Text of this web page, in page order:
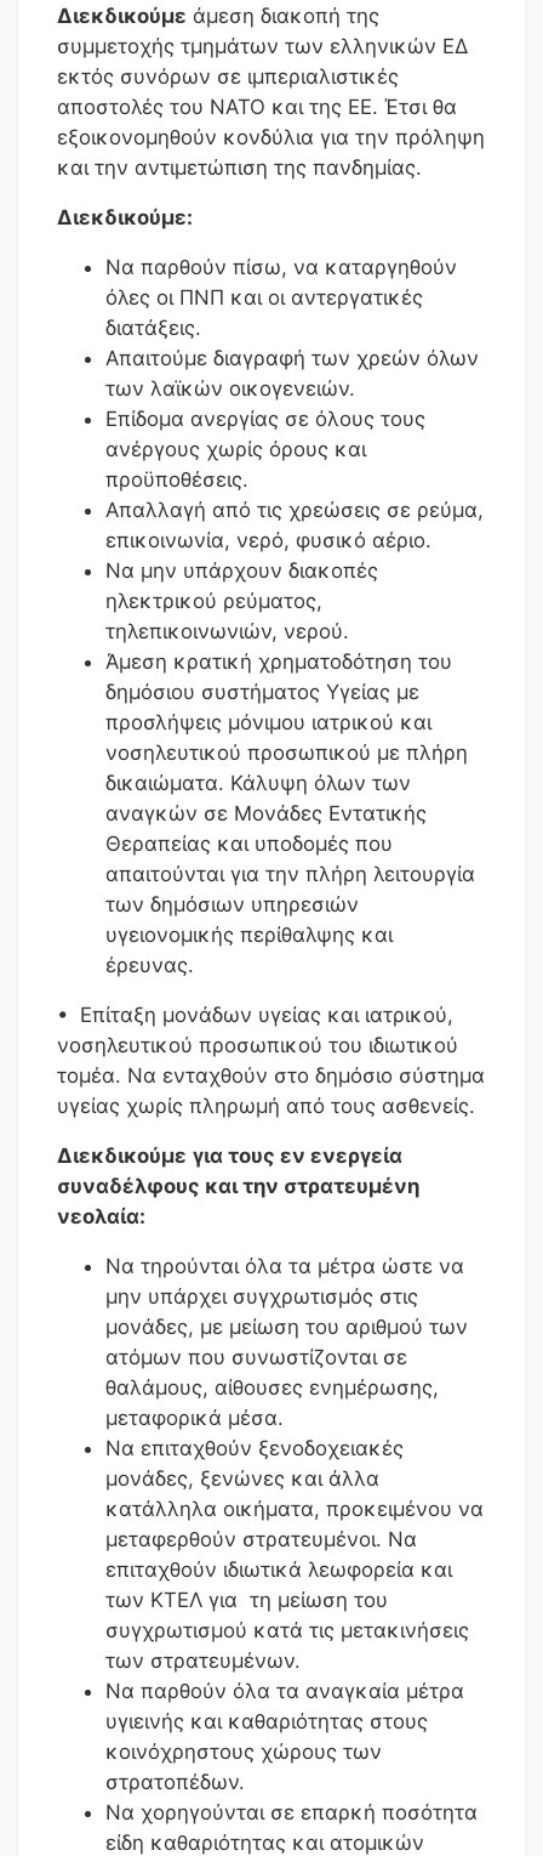
Διεκδικούμε άμεση διακοπή της
συμμετοχής τμημάτων των ελληνικών ΕΔ
εκτός συνόρων σε ιμπεριαλιστικές
αποστολές του ΝΑΤΟ και της ΕΕ. Έτσι θα
εξοικονομηθούν κονδύλια για την πρόληψη
και την αντιμετώπιση της πανδημίας.
Διεκδικούμε:
Να παρθούν πίσω, να καταργηθούν
όλες οι ΠΝΠ και οι αντεργατικές
διατάξεις.
Απαιτούμε διαγραφή των χρεών όλων
των λαϊκών οικογενειών.
Επίδομα ανεργίας σε όλους τους
ανέργους χωρίς όρους και
προϋποθέσεις.
Απαλλαγή από τις χρεώσεις σε ρεύμα,
επικοινωνία, νερό, φυσικό αέριο.
Να μην υπάρχουν διακοπές
ηλεκτρικού ρεύματος,
τηλεπικοινωνιών, νερού.
Άμεση κρατική χρηματοδότηση του
δημόσιου συστήματος Υγείας με
προσλήψεις μόνιμου ιατρικού και
νοσηλευτικού προσωπικού με πλήρη
δικαιώματα. Κάλυψη όλων των
αναγκών σε Μονάδες Εντατικής
Θεραπείας και υποδομές που
απαιτούνται για την πλήρη λειτουργία
των δημόσιων υπηρεσιών
υγειονομικής περίθαλψης και
έρευνας.
• Επίταξη μονάδων υγείας και ιατρικού,
νοσηλευτικού προσωπικού του ιδιωτικού
τομέα. Να ενταχθούν στο δημόσιο σύστημα
υγείας χωρίς πληρωμή από τους ασθενείς.
Διεκδικούμε για τους εν ενεργεία
συναδέλφους και την στρατευμένη
νεολαία:
Να τηρούνται όλα τα μέτρα ώστε να
μην υπάρχει συγχρωτισμός στις
μονάδες, με μείωση του αριθμού των
ατόμων που συνωστίζονται σε
θαλάμους, αίθουσες ενημέρωσης,
μεταφορικά μέσα.
Να επιταχθούν ξενοδοχειακές
μονάδες, ξενώνες και άλλα
κατάλληλα οικήματα, προκειμένου να
μεταφερθούν στρατευμένοι. Να
επιταχθούν ιδιωτικά λεωφορεία και
των ΚΤΕΛ για τη μείωση του
συγχρωτισμού κατά τις μετακινήσεις
των στρατευμένων.
Να παρθούν όλα τα αναγκαία μέτρα
υγιεινής και καθαριότητας στους
κοινόχρηστους χώρους των
στρατοπέδων.
Να χορηγούνται σε επαρκή ποσότητα
είδη καθαριότητας και ατομικών